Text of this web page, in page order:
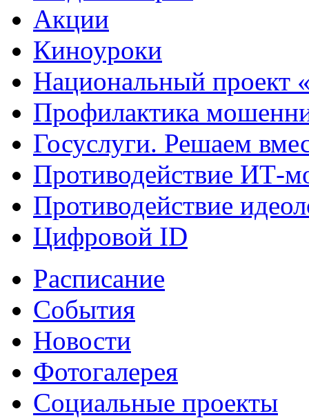
Акции
Киноуроки
Национальный проект
Профилактика
Госуслуги. Решаем
Противодействие ИТ-
Противодействие
Цифровой ID
Расписание
События
Новости
Фотогалерея
Социальные проекты